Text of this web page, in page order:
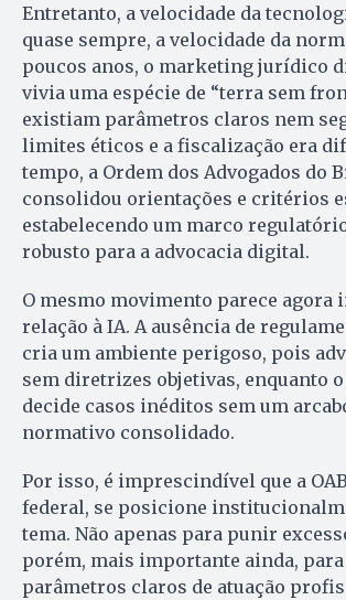
Entretanto, a velocidade da
quase sempre, a velocidade da
poucos anos, o marketing jurídico
vivia uma espécie de “terra sem
existiam parâmetros claros nem
limites éticos e a fiscalização era
tempo, a Ordem dos Advogados do
consolidou orientações e critérios
estabelecendo um marco
robusto para a advocacia digital.
O mesmo movimento parece agora
relação à IA. A ausência de
cria um ambiente perigoso, pois
sem diretrizes objetivas, enquanto
decide casos inéditos sem um
normativo consolidado.
Por isso, é imprescindível que a
federal, se posicione
tema. Não apenas para punir
porém, mais importante ainda,
parâmetros claros de atuação